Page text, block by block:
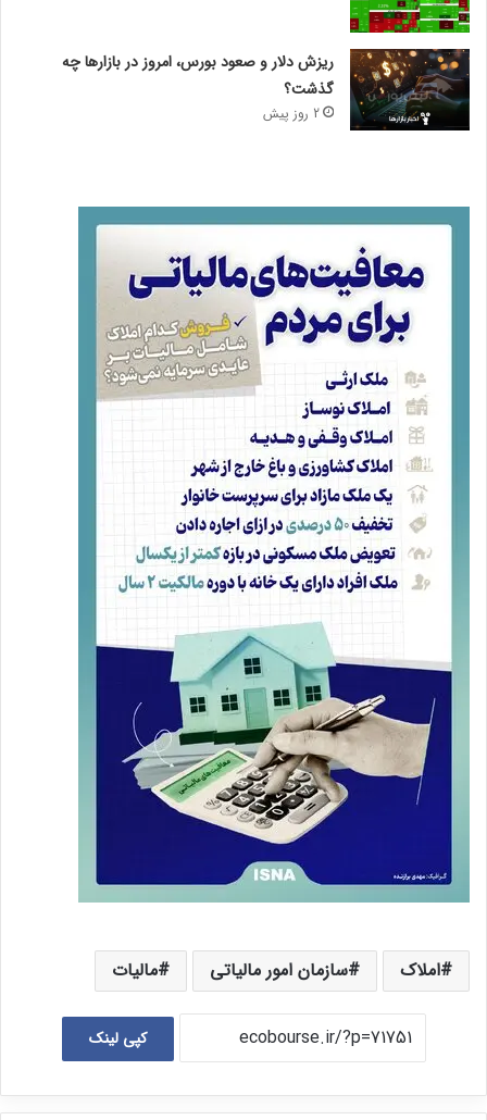
ریزش دلار و صعود بورس، امروز در بازارها چه
گذشت؟
2 روز پیش
املاک سازمان امور مالیاتی مالیات
کپی لینک